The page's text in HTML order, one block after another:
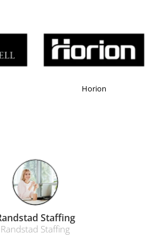
uri)
tech
Horion
Staffing
Randstad Staffing